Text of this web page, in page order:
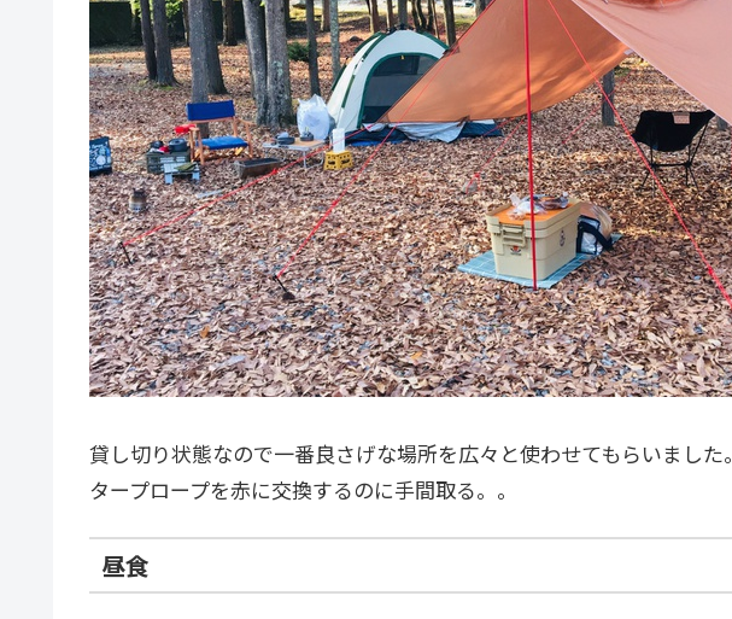
貸し切り状態なので一番良さげな場所を広々と使わせてもらいました。
タープロープを赤に交換するのに手間取る。。
昼食